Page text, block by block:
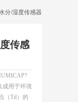
分/湿度传感器
传感
成用于环境
（Td）的